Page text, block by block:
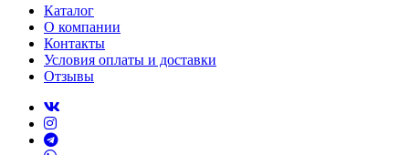
Каталог
О компании
Контакты
Условия оплаты и доставки
Отзывы